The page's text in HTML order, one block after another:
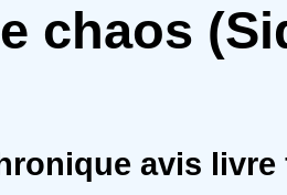
chaos
avis